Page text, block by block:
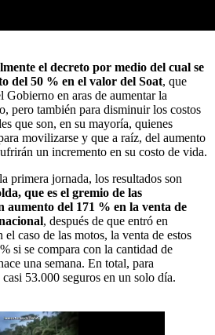
el decreto por medio del cual se
del 50 % en el valor del Soat, que
Gobierno en aras de aumentar la
pero también para disminuir los costos
que son, en su mayoría, quienes
movilizarse y que a raíz, del aumento
un incremento en su costo de vida.
primera jornada, los resultados son
que es el gremio de las
aumento del 171 % en la venta de
, después de que entró en
caso de las motos, la venta de estos
si se compara con la cantidad de
una semana. En total, para
53.000 seguros en un solo día.